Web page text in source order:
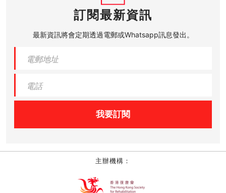
訂閱最新資訊
最新資訊將會定期透過電郵或Whatsapp訊息發出。
我要訂閱
主辦機構：